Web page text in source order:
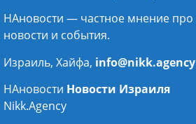
НАновости — частное мнение про
новости и события.
Израиль, Хайфа, info@nikk.agency
НАновости Новости Израиля
Nikk.Agency